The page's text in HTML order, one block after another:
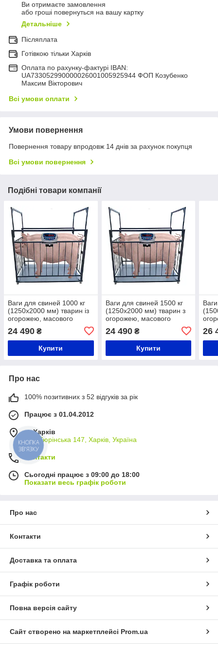
Ви отримаєте замовлення
або гроші повернуться на вашу картку
Детальніше
Післяплата
Готівкою тільки Харків
Оплата по рахунку-фактурі IBAN:
UA733052990000026001005925944 ФОП Козубенко
Максим Вікторович
Всі умови оплати
Умови повернення
Повернення товару впродовж 14 днів за рахунок покупця
Всі умови повернення
Подібні товари компанії
Ваги для свиней 1000 кг
(1250x2000 мм) тварин із
огорожею, масового
24 490 ₴
Купити
Ваги для свиней 1500 кг
(1250x2000 мм) тварин з
огорожею, масового
24 490₴
Купити
26
Про нас
100% позитивних з 52 відгуків за рік
Працює з 01.04.2012
м. Харків
вул. Тюрінська 147, Харків, Україна
Контакти
Сьогодні працює з 09:00 до 18:00
Показати весь графік роботи
Про нас
Контакти
Доставка та оплата
Графік роботи
Повна версія сайту
Сайт створено на маркетплейсі Prom.ua
КНОПКА
ЗВ'ЯЗКУ